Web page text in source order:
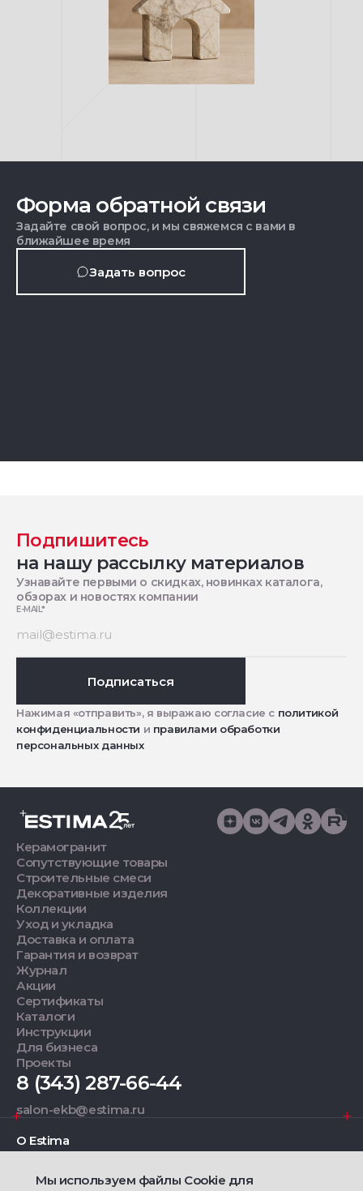
Форма обратной связи
Задайте свой вопрос, и мы свяжемся с вами в
ближайшее время
Задать вопрос
Подпишитесь
на нашу рассылку материалов
Узнавайте первыми о скидках, новинках каталога,
обзорах и новостях компании
E-MAIL*
Подписаться
Нажимая «отправить», я выражаю согласие с политикой
конфиденциальности и правилами обработки
персональных данных
Керамогранит
Сопутствующие товары
Строительные смеси
Декоративные изделия
Коллекции
Уход и укладка
Доставка и оплата
Гарантия и возврат
Журнал
Акции
Сертификаты
Каталоги
Инструкции
Для бизнеса
Проекты
8 (343) 287-66-44
salon-ekb@estima.ru
О Estima
Дизайнерам
Мы используем файлы Cookie для